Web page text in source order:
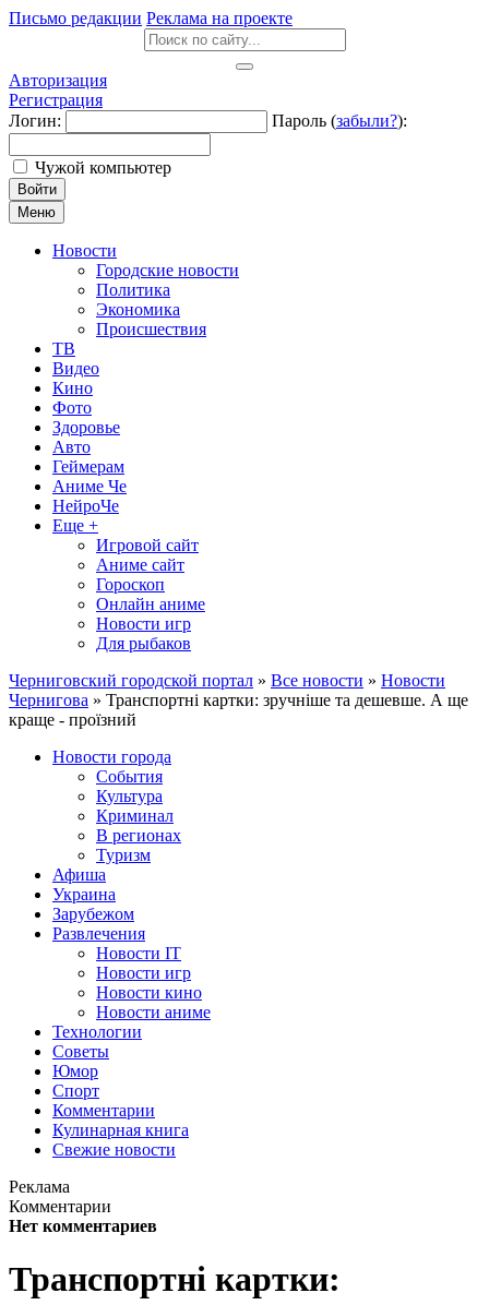
Письмо редакции Реклама на проекте
Авторизация
Регистрация
Логин:
Пароль (забыли?):
Чужой компьютер
Войти
Меню
Новости
Городские новости
Политика
Экономика
Происшествия
ТВ
Видео
Кино
Фото
Здоровье
Авто
Геймерам
Аниме Че
НейроЧе
Еще +
Игровой сайт
Аниме сайт
Гороскоп
Онлайн аниме
Новости игр
Для рыбаков
Черниговский городской портал » Все новости » Новости
Чернигова » Транспортні картки: зручніше та дешевше. А ще
краще - проїзний
Новости города
События
Культура
Криминал
В регионах
Туризм
Афиша
Украина
Зарубежом
Развлечения
Новости IT
Новости игр
Новости кино
Новости аниме
Технологии
Советы
Юмор
Спорт
Комментарии
Кулинарная книга
Свежие новости
Реклама
Комментарии
Нет комментариев
Транспортні картки: